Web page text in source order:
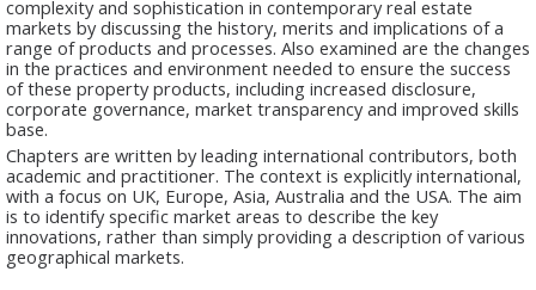
complexity and sophistication in contemporary real estate
markets by discussing the history, merits and implications of a
range of products and processes. Also examined are the changes
in the practices and environment needed to ensure the success
of these property products, including increased disclosure,
corporate governance, market transparency and improved skills
base.
Chapters are written by leading international contributors, both
academic and practitioner. The context is explicitly international,
with a focus on UK, Europe, Asia, Australia and the USA. The aim
is to identify specific market areas to describe the key
innovations, rather than simply providing a description of various
geographical markets.